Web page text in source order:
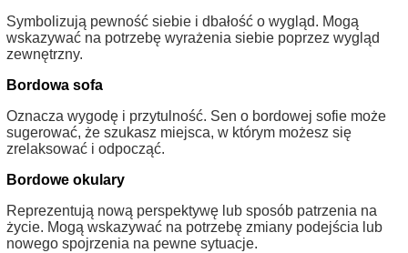
Symbolizują pewność siebie i dbałość o wygląd. Mogą
wskazywać na potrzebę wyrażenia siebie poprzez wygląd
zewnętrzny.
Bordowa sofa
Oznacza wygodę i przytulność. Sen o bordowej sofie może
sugerować, że szukasz miejsca, w którym możesz się
zrelaksować i odpocząć.
Bordowe okulary
Reprezentują nową perspektywę lub sposób patrzenia na
życie. Mogą wskazywać na potrzebę zmiany podejścia lub
nowego spojrzenia na pewne sytuacje.